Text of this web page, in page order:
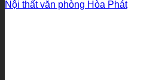
Nội thất văn phòng Hòa Phát